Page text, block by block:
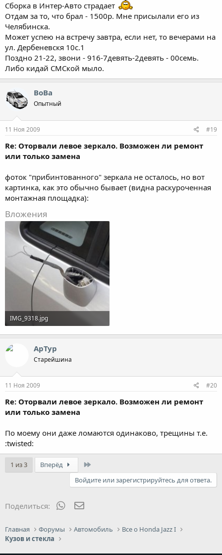
Сборка в Интер-Авто страдает
Отдам за то, что брал - 1500р. Мне присылали его из
Челябинска.
Может успею на встречу завтра, если нет, то вечерами на
ул. Дербеневскя 10с.1
Поздно 21-22, звони - 916-7девять-2девять - 00семь.
Либо кидай СМСкой мыло.
ВоВа
Опытный
11 Ноя 2009 #19
Re: Оторвали левое зеркало. Возможен ли ремонт
или только замена
фоток "прибинтованного" зеркала не осталось, но вот
картинка, как это обычно бывает (видна раскуроченная
монтажная площадка):
Вложения
IMG_9318.jpg
52.7 KB · Просмотры: 3,418
АрТур
Старейшина
11 Ноя 2009 #20
Re: Оторвали левое зеркало. Возможен ли ремонт
или только замена
По моему они даже ломаются одинаково, трещины т.е.
:twisted:
1 из 3 Вперёд
Войдите или зарегистрируйтесь для ответа.
Поделиться: WhatsApp
Главная Форумы Автомобиль
Все о Honda Jazz I
Кузов и стекла